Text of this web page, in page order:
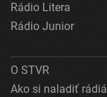
Rádio Litera
Rádio Junior
O STVR
Ako si naladiť rádiá